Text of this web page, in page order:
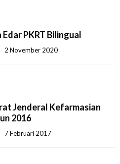
PKRT Bilingual
2 November 2020
Jenderal Kefarmasian
2016
7 Februari 2017